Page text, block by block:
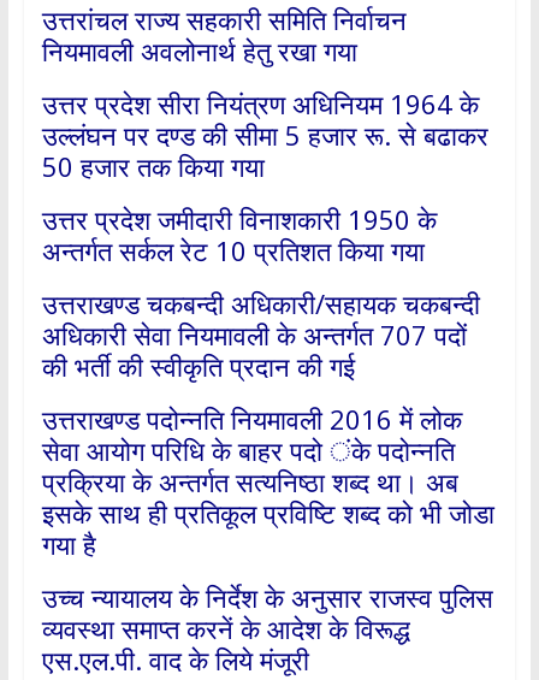
उत्तरांचल राज्य सहकारी समिति निर्वाचन
नियमावली अवलोनार्थ हेतु रखा गया
उत्तर प्रदेश सीरा नियंत्रण अधिनियम 1964 के
उल्लंघन पर दण्ड की सीमा 5 हजार रू. से बढाकर
50 हजार तक किया गया
उत्तर प्रदेश जमीदारी विनाशकारी 1950 के
अन्तर्गत सर्कल रेट 10 प्रतिशत किया गया
उत्तराखण्ड चकबन्दी अधिकारी/सहायक चकबन्दी
अधिकारी सेवा नियमावली के अन्तर्गत 707 पदों
की भर्ती की स्वीकृति प्रदान की गई
उत्तराखण्ड पदोन्नति नियमावली 2016 में लोक
सेवा आयोग परिधि के बाहर पदो ंके पदोन्नति
प्रक्रिया के अन्तर्गत सत्यनिष्ठा शब्द था। अब
इसके साथ ही प्रतिकूल प्रविष्टि शब्द को भी जोडा
गया है
उच्च न्यायालय के निर्देश के अनुसार राजस्व पुलिस
व्यवस्था समाप्त करनें के आदेश के विरूद्ध
एस.एल.पी. वाद के लिये मंजूरी